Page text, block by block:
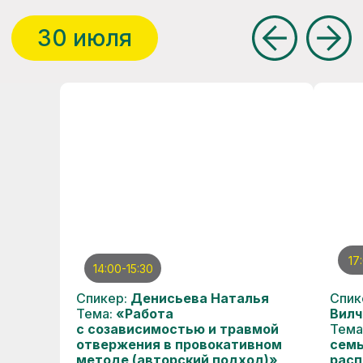
Спикер: Денисьева Наталья
Тема: «Работа
с созависимостью и травмой
отвержения в провокативном
14:00-15:30